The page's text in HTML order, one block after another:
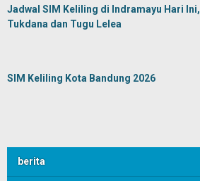
Jadwal SIM Keliling di Indramayu Hari Ini,
Tukdana dan Tugu Lelea
SIM Keliling Kota Bandung 2026
berita